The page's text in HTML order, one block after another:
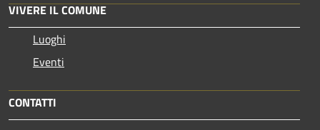
VIVERE IL COMUNE
Luoghi
Eventi
CONTATTI